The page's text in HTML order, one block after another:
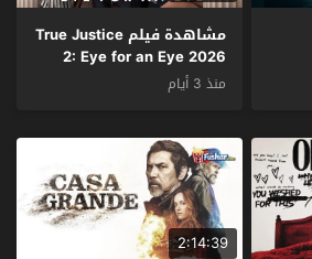
مشاهدة فيلم True Justice
2: Eye for an Eye 2026
مترجم
منذ 3 أيام
2:14:39